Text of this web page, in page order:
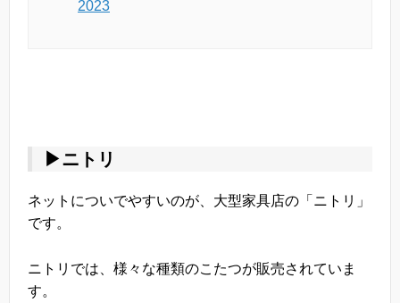
2023
▶ニトリ
ネットについでやすいのが、大型家具店の「ニトリ」
です。
ニトリでは、様々な種類のこたつが販売されていま
す。